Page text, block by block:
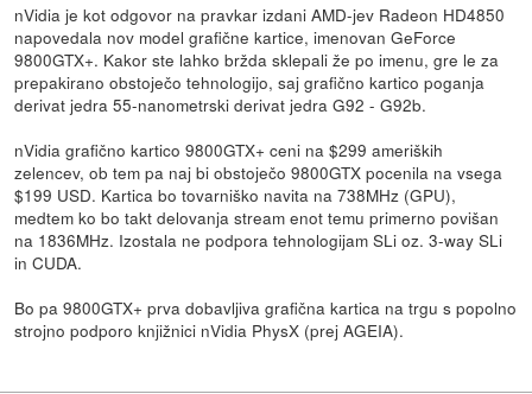
nVidia je kot odgovor na pravkar izdani AMD-jev Radeon HD4850
napovedala nov model grafične kartice, imenovan GeForce
9800GTX+. Kakor ste lahko bržda sklepali že po imenu, gre le za
prepakirano obstoječo tehnologijo, saj grafično kartico poganja
derivat jedra 55-nanometrski derivat jedra G92 - G92b.
nVidia grafično kartico 9800GTX+ ceni na $299 ameriških
zelencev, ob tem pa naj bi obstoječo 9800GTX pocenila na vsega
$199 USD. Kartica bo tovarniško navita na 738MHz (GPU),
medtem ko bo takt delovanja stream enot temu primerno povišan
na 1836MHz. Izostala ne podpora tehnologijam SLi oz. 3-way SLi
in CUDA.
Bo pa 9800GTX+ prva dobavljiva grafična kartica na trgu s popolno
strojno podporo knjižnici nVidia PhysX (prej AGEIA).